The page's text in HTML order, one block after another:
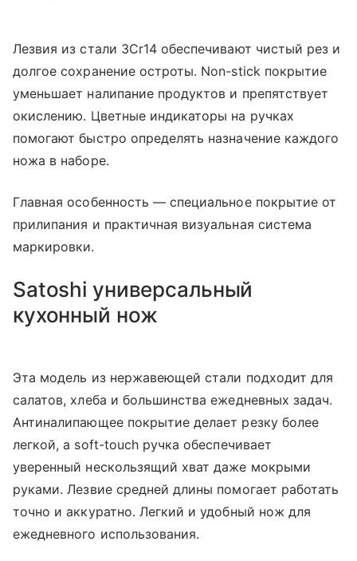
Лезвия из стали 3Cr14 обеспечивают чистый рез и
долгое сохранение остроты. Non-stick покрытие
уменьшает налипание продуктов и препятствует
окислению. Цветные индикаторы на ручках
помогают быстро определять назначение каждого
ножа в наборе.
Главная особенность — специальное покрытие от
прилипания и практичная визуальная система
маркировки.
Satoshi универсальный
кухонный нож
Эта модель из нержавеющей стали подходит для
салатов, хлеба и большинства ежедневных задач.
Антиналипающее покрытие делает резку более
легкой, а soft-touch ручка обеспечивает
уверенный нескользящий хват даже мокрыми
руками. Лезвие средней длины помогает работать
точно и аккуратно. Легкий и удобный нож для
ежедневного использования.